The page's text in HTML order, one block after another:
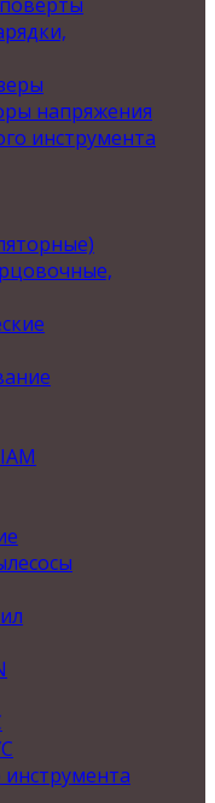
напряжения
инструмента
инструмента